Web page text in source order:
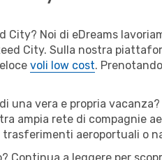
City? Noi di eDreams
City. Sulla nostra
voli low cost.
una vera e propria
ampia rete di
aeroportuali o